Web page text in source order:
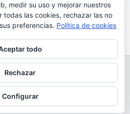
Voguede Kaira
PRIVACIDAD
LAS COOKIES
CONTACTAR BLOG
medir su uso y mejorar nuestros
todas las cookies, rechazar las no
preferencias. Política de cookies
todo
Rechazar
Configurar